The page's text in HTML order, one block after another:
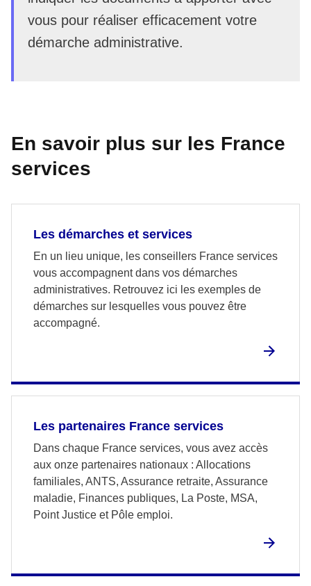
vous pour réaliser efficacement votre
démarche administrative.
En savoir plus sur les France
services
Les démarches et services
En un lieu unique, les conseillers France services
vous accompagnent dans vos démarches
administratives. Retrouvez ici les exemples de
démarches sur lesquelles vous pouvez être
accompagné.
Les partenaires France services
Dans chaque France services, vous avez accès
aux onze partenaires nationaux : Allocations
familiales, ANTS, Assurance retraite, Assurance
maladie, Finances publiques, La Poste, MSA,
Point Justice et Pôle emploi.